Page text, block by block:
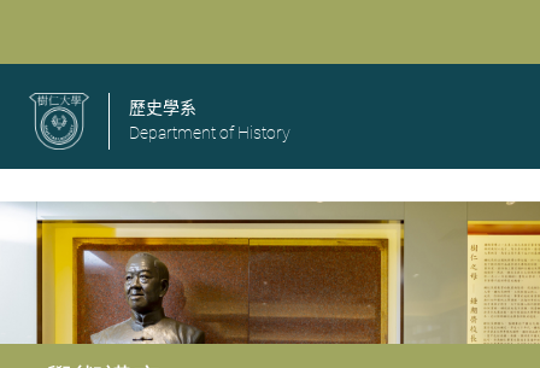
歷史學系
Department of History